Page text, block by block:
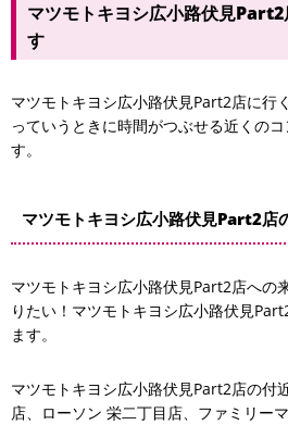
マツモトキヨシ広小路伏見
す
マツモトキヨシ広小路伏見Part2店に行
っていうときに時間がつぶせる近くの
す。
マツモトキヨシ広小路伏見Part2店
マツモトキヨシ広小路伏見Part2店への
りたい！マツモトキヨシ広小路伏見
ます。
マツモトキヨシ広小路伏見Part2店の付
店、ローソン 栄二丁目店、ファミリー